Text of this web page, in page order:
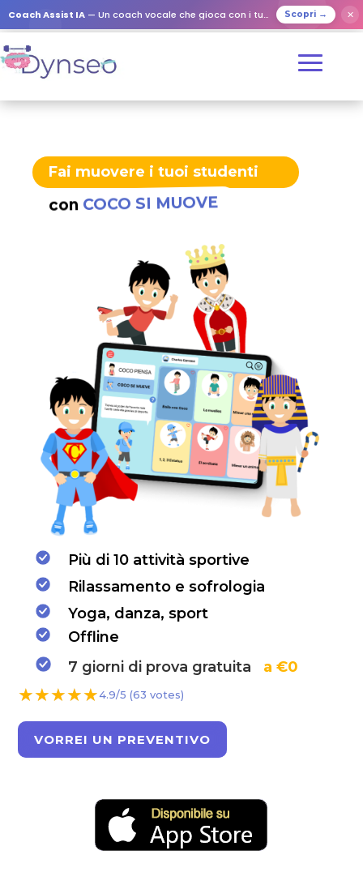
Coach Assist IA — Un coach vocale che gioca con i tuoi cari Scopri → ✕
Fai muovere i tuoi studenti
con COCO SI MUOVE
Più di 10 attività sportive
Rilassamento e sofrologia
Yoga, danza, sport
Offline
7 giorni di prova gratuita
a €0
★★★★★
★★★★★4.9/5 (63 votes)
VORREI UN PREVENTIVO